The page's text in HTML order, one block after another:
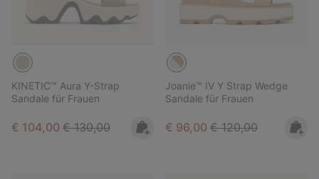
KINETIC™ Aura Y-Strap
Sandale für Frauen
Sale price:
€ 104,00 Regular price:
€ 130,00
Joanie™ IV Y Strap Wedge
Sandale für Frauen
Sale price:
€ 96,00 Regular price:
€ 120,00